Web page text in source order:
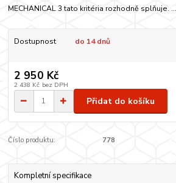
MECHANICAL 3 tato kritéria rozhodně splňuje. ...
Dostupnost do 14 dnů
2 950 Kč
2 438 Kč bez DPH
Přidat do košíku
Číslo produktu: 778
Kompletní specifikace